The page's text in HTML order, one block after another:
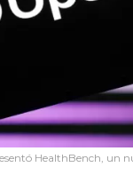
HealthBench, un